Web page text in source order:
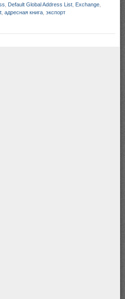
Default Global Address List Exchange
адресная книга экспорт